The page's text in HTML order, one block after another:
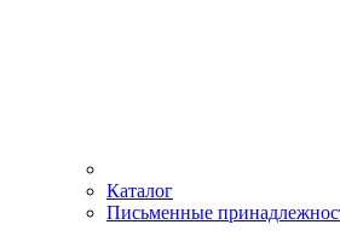
Каталог
Письменные